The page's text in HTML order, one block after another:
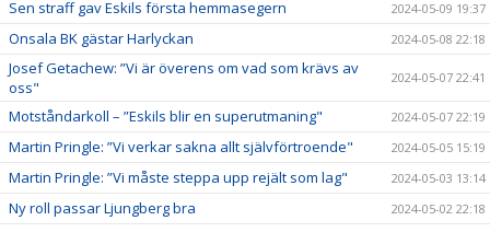
Sen straff gav Eskils första hemmasegern 2024-05-09 19:37
Onsala BK gästar Harlyckan 2024-05-08 22:18
Josef Getachew: ”Vi är överens om vad som krävs av
oss"
2024-05-07 22:41
Motståndarkoll – ”Eskils blir en superutmaning" 2024-05-07 22:19
Martin Pringle: ”Vi verkar sakna allt självförtroende" 2024-05-05 15:19
Martin Pringle: ”Vi måste steppa upp rejält som lag" 2024-05-03 13:14
Ny roll passar Ljungberg bra 2024-05-02 22:18